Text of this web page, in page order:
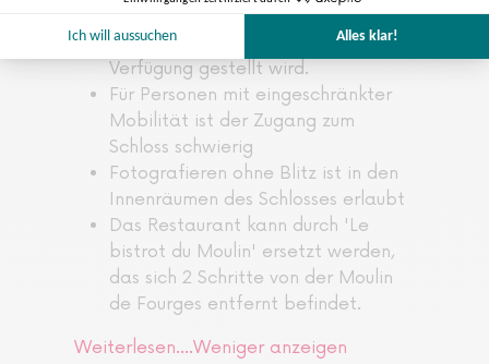
verwenden Sie den QR-Code, der
Ihnen von unseren Mitarbeitern zur
Verfügung gestellt wird.
Für Personen mit eingeschränkter
Mobilität ist der Zugang zum
Schloss schwierig
Fotografieren ohne Blitz ist in den
Innenräumen des Schlosses erlaubt
Das Restaurant kann durch 'Le
bistrot du Moulin' ersetzt werden,
das sich 2 Schritte von der Moulin
de Fourges entfernt befindet.
Weiterlesen....Weniger anzeigen